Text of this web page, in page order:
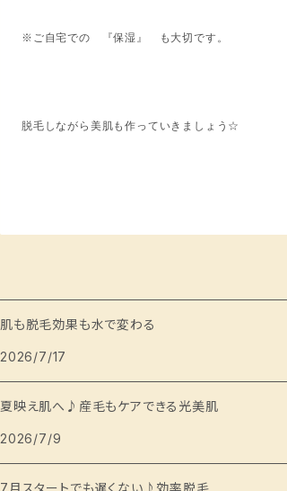
※ご自宅での 『保湿』 も大切です。
脱毛しながら美肌も作っていきましょう☆
肌も脱毛効果も水で変わる
2026/7/17
夏映え肌へ♪産毛もケアできる光美肌
2026/7/9
7月スタートでも遅くない♪効率脱毛